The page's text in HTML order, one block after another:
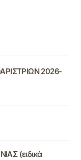
2026-
(ειδικά